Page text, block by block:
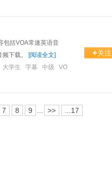
包括VOA常速英语音
下载。 [阅读全文]
大学生 字幕 中级 VO
7 8 9 >> ...17